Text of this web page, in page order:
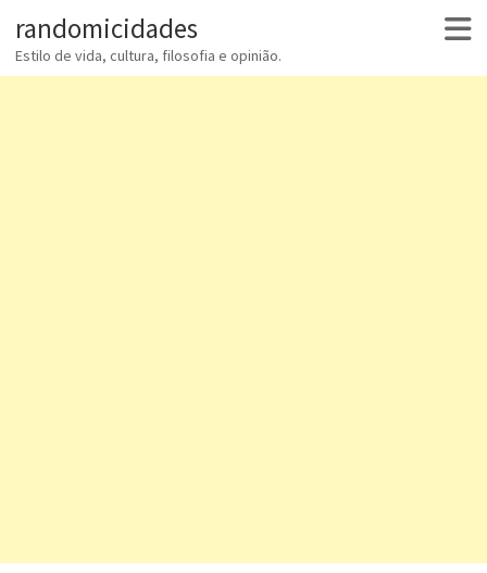
randomicidades
Estilo de vida, cultura, filosofia e opinião.